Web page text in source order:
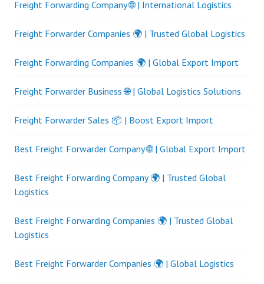
Freight Forwarding Company 🌐 | International Logistics
Freight Forwarder Companies 🌍 | Trusted Global Logistics
Freight Forwarding Companies 🌍 | Global Export Import
Freight Forwarder Business 🌐 | Global Logistics Solutions
Freight Forwarder Sales 📦 | Boost Export Import
Best Freight Forwarder Company 🌐 | Global Export Import
Best Freight Forwarding Company 🌍 | Trusted Global
Logistics
Best Freight Forwarding Companies 🌍 | Trusted Global
Logistics
Best Freight Forwarder Companies 🌍 | Global Logistics